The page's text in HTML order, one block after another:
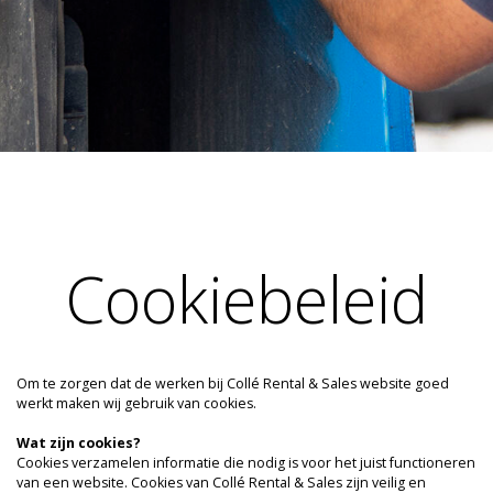
Cookiebeleid
Om te zorgen dat de werken bij Collé Rental & Sales website goed
werkt maken wij gebruik van cookies.
Wat zijn cookies?
Cookies verzamelen informatie die nodig is voor het juist functioneren
van een website. Cookies van Collé Rental & Sales zijn veilig en